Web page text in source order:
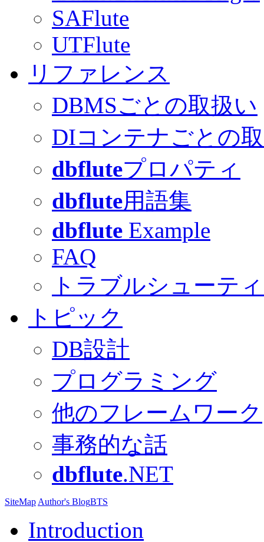
SAFlute
UTFlute
リファレンス
DBMSごとの取扱い
DIコンテナごとの
dbfluteプロパティ
dbflute用語集
dbflute Example
FAQ
トラブルシューテ
トピック
DB設計
プログラミング
他のフレームワーク
事務的な話
dbflute.NET
SiteMap Author's BlogBTS
Introduction